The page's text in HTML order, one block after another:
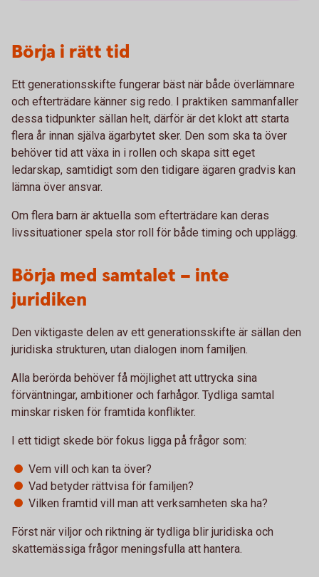
Börja i rätt tid
Ett generationsskifte fungerar bäst när både överlämnare
och efterträdare känner sig redo. I praktiken sammanfaller
dessa tidpunkter sällan helt, därför är det klokt att starta
flera år innan själva ägarbytet sker. Den som ska ta över
behöver tid att växa in i rollen och skapa sitt eget
ledarskap, samtidigt som den tidigare ägaren gradvis kan
lämna över ansvar.
Om flera barn är aktuella som efterträdare kan deras
livssituationer spela stor roll för både timing och upplägg.
Börja med samtalet – inte
juridiken
Den viktigaste delen av ett generationsskifte är sällan den
juridiska strukturen, utan dialogen inom familjen.
Alla berörda behöver få möjlighet att uttrycka sina
förväntningar, ambitioner och farhågor. Tydliga samtal
minskar risken för framtida konflikter.
I ett tidigt skede bör fokus ligga på frågor som:
Vem vill och kan ta över?
Vad betyder rättvisa för familjen?
Vilken framtid vill man att verksamheten ska ha?
Först när viljor och riktning är tydliga blir juridiska och
skattemässiga frågor meningsfulla att hantera.